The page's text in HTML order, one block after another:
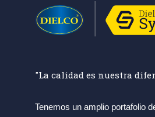
"La calidad es nuestra
Tenemos un amplio portafolio